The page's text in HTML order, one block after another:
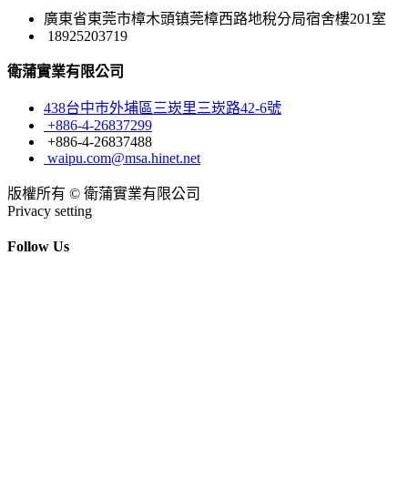
廣東省東莞市樟木頭镇莞樟西路地稅分局宿舍樓201室
18925203719
衛蒲實業有限公司
438台中巿外埔區三崁里三崁路42-6號
+886-4-26837299
+886-4-26837488
waipu.com@msa.hinet.net
版權所有 © 衛蒲實業有限公司
Privacy setting
Follow Us